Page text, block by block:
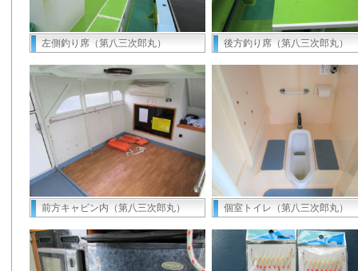
左側釣り席（第八三次郎丸） 後方釣り席（第八三次郎丸）
前方キャビン内（第八三次郎丸） 個室トイレ（第八三次郎丸）